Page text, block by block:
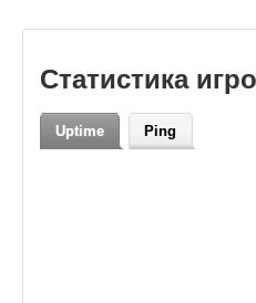
Теги
rf online, rf, RFO,
Статистика
Uptime Ping